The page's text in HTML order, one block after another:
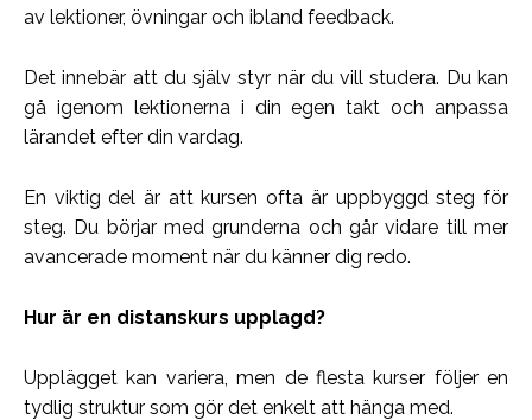
av lektioner, övningar och ibland feedback.
Det innebär att du själv styr när du vill studera. Du kan
gå igenom lektionerna i din egen takt och anpassa
lärandet efter din vardag.
En viktig del är att kursen ofta är uppbyggd steg för
steg. Du börjar med grunderna och går vidare till mer
avancerade moment när du känner dig redo.
Hur är en distanskurs upplagd?
Upplägget kan variera, men de flesta kurser följer en
tydlig struktur som gör det enkelt att hänga med.